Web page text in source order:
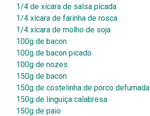
1/4 de xícara de salsa picada
1/4 xícara de farinha de rosca
1/4 xícara de molho de soja
100g de bacon
100g de bacon picado
100g de nozes
150g de bacon
150g de costelinha de porco defumada
150g de linguiça calabresa
150g de paio